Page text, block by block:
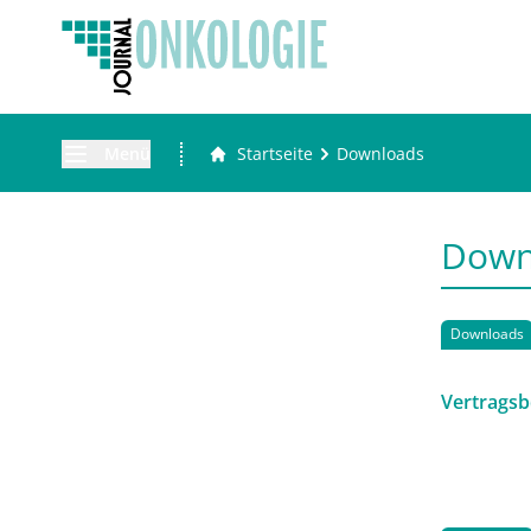
Startseite Downloads
Downloads